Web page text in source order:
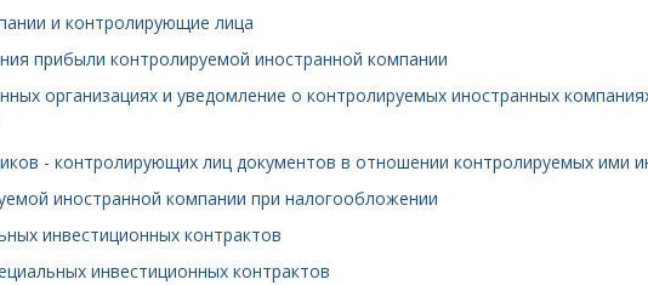
и контролирующие лица
прибыли контролируемой иностранной компании
организациях и уведомление о контролируемых иностранных
- контролирующих лиц документов в отношении контролируемых ими
иностранной компании при налогообложении
инвестиционных контрактов
инвестиционных контрактов